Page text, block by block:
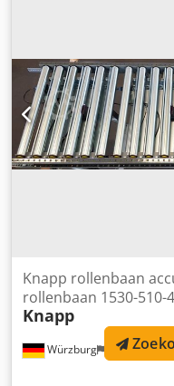
tot 0,95 m/s
verkrijgbaar:
individueel en
contact met ons
helpen u graag bij de
projecten. Dedpsk
Würzburg 402 km
Knapp rollenbaan
rollenbaan 1530-510-
Knapp